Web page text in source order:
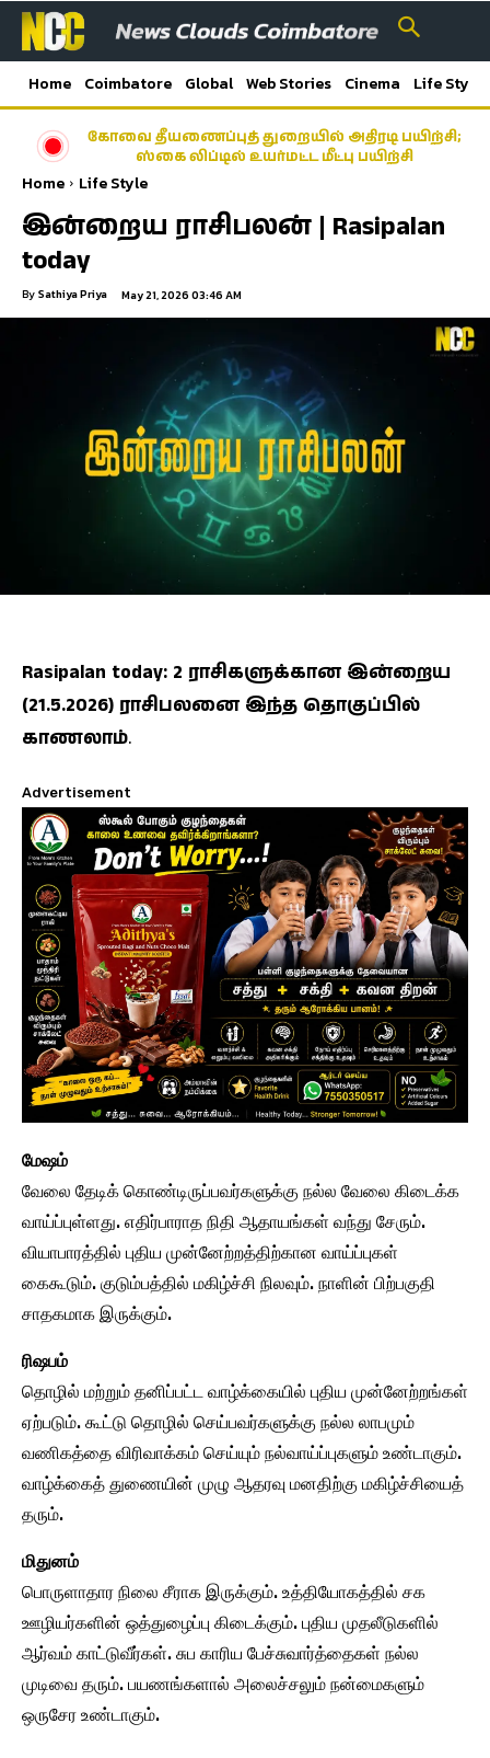
Home Coimbatore Global Web Stories Cinema Life Style
கோவை தீயணைப்புத் துறையில் அதிரடி பயிற்சி;
ஸ்கை லிப்டில் உயர்மட்ட மீட்பு பயிற்சி
Home Life Style
இன்றைய ராசிபலன் | Rasipalan
today
By Sathiya Priya May 21, 2026 03:46 AM
Rasipalan today: 2 ராசிகளுக்கான இன்றைய
(21.5.2026) ராசிபலனை இந்த தொகுப்பில்
காணலாம்.
Advertisement
மேஷம்
வேலை தேடிக் கொண்டிருப்பவர்களுக்கு நல்ல வேலை கிடைக்க
வாய்ப்புள்ளது. எதிர்பாராத நிதி ஆதாயங்கள் வந்து சேரும்.
வியாபாரத்தில் புதிய முன்னேற்றத்திற்கான வாய்ப்புகள்
கைகூடும். குடும்பத்தில் மகிழ்ச்சி நிலவும். நாளின் பிற்பகுதி
சாதகமாக இருக்கும்.
ரிஷபம்
தொழில் மற்றும் தனிப்பட்ட வாழ்க்கையில் புதிய முன்னேற்றங்கள்
ஏற்படும். கூட்டு தொழில் செய்பவர்களுக்கு நல்ல லாபமும்
வணிகத்தை விரிவாக்கம் செய்யும் நல்வாய்ப்புகளும் உண்டாகும்.
வாழ்க்கைத் துணையின் முழு ஆதரவு மனதிற்கு மகிழ்ச்சியைத்
தரும்.
மிதுனம்
பொருளாதார நிலை சீராக இருக்கும். உத்தியோகத்தில் சக
ஊழியர்களின் ஒத்துழைப்பு கிடைக்கும். புதிய முதலீடுகளில்
ஆர்வம் காட்டுவீர்கள். சுப காரிய பேச்சுவார்த்தைகள் நல்ல
முடிவை தரும். பயணங்களால் அலைச்சலும் நன்மைகளும்
ஒருசேர உண்டாகும்.